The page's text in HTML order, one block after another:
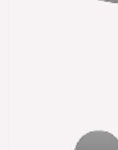
Подложки